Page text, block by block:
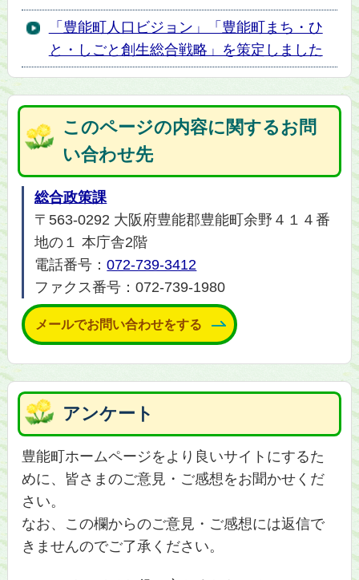
「豊能町人口ビジョン」「豊能町まち・ひ
と・しごと創生総合戦略」を策定しました
このページの内容に関するお問
い合わせ先
総合政策課
〒563-0292 大阪府豊能郡豊能町余野４１４番
地の１ 本庁舎2階
電話番号：072-739-3412
ファクス番号：072-739-1980
メールでお問い合わせをする
アンケート
豊能町ホームページをより良いサイトにするた
めに、皆さまのご意見・ご感想をお聞かせくだ
さい。
なお、この欄からのご意見・ご感想には返信で
きませんのでご了承ください。